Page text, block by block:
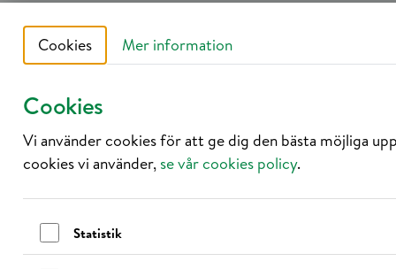
Cookies Mer information
Cookies
Vi använder cookies för att ge dig den bästa möjliga
cookies vi använder, se vår cookies policy.
Statistik